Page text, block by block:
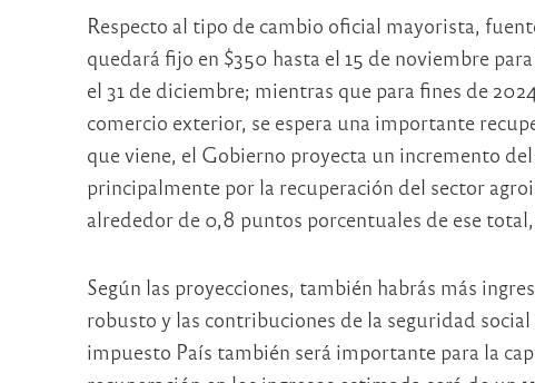
Respecto al tipo de cambio oficial mayorista,
quedará fijo en $350 hasta el 15 de noviembre
el 31 de diciembre; mientras que para fines de
comercio exterior, se espera una importante
que viene, el Gobierno proyecta un incremento
principalmente por la recuperación del sector
alrededor de 0,8 puntos porcentuales de ese
Según las proyecciones, también habrás más
robusto y las contribuciones de la seguridad
impuesto País también será importante para la